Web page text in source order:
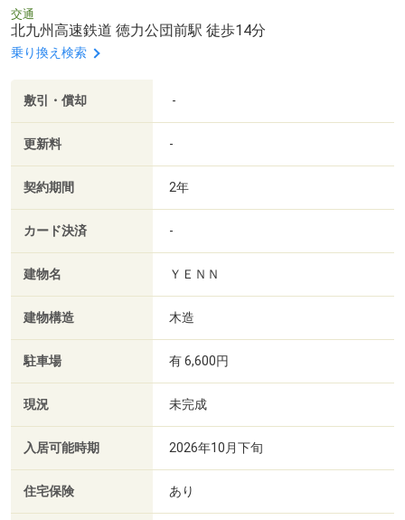
交通
北九州高速鉄道 徳力公団前駅 徒歩14分
乗り換え検索
敷引・償却 -
更新料 -
契約期間 2年
カード決済 -
建物名 ＹＥＮＮ
建物構造 木造
駐車場 有 6,600円
現況 未完成
入居可能時期 2026年10月下旬
住宅保険 あり